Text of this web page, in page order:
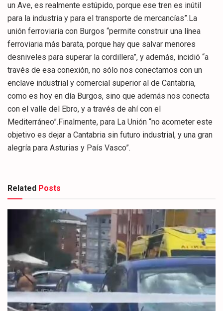
un Ave, es realmente estúpido, porque ese tren es inútil
para la industria y para el transporte de mercancías”.La
unión ferroviaria con Burgos “permite construir una línea
ferroviaria más barata, porque hay que salvar menores
desniveles para superar la cordillera”, y además, incidió “a
través de esa conexión, no sólo nos conectamos con un
enclave industrial y comercial superior al de Cantabria,
como es hoy en día Burgos, sino que además nos conecta
con el valle del Ebro, y a través de ahí con el
Mediterráneo”.Finalmente, para La Unión “no acometer este
objetivo es dejar a Cantabria sin futuro industrial, y una gran
alegría para Asturias y País Vasco”.
Related Posts